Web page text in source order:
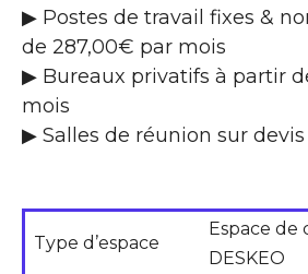
▶ Postes de travail fixes &
de 287,00€ par mois
▶ Bureaux privatifs à partir
mois
▶ Salles de réunion sur devis
Type d’espace
Espace de
DESKEO